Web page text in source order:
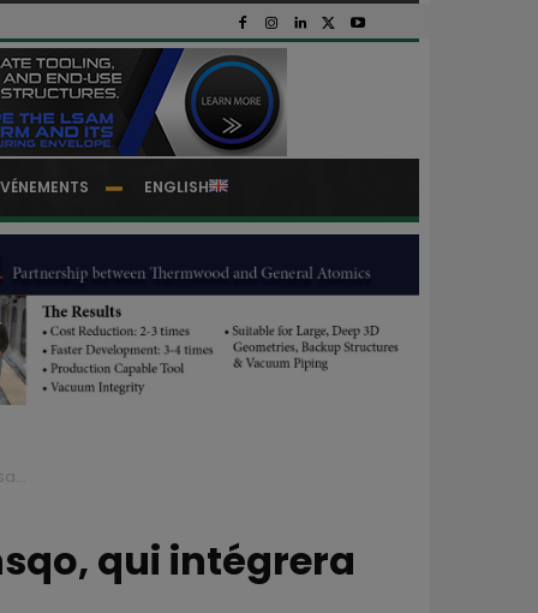
ENGLISH
qui intégrera